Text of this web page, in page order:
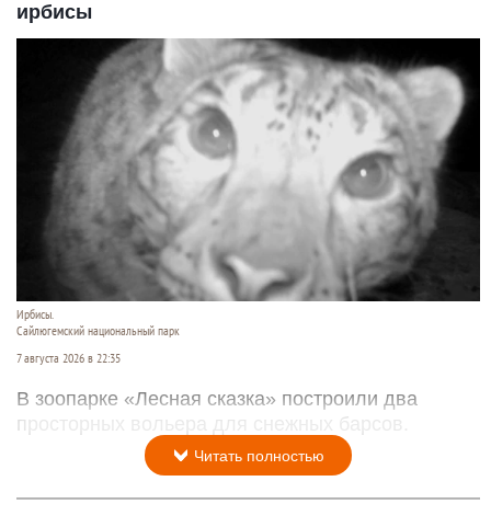
ирбисы
Ирбисы.
Сайлюгемский национальный парк
7 августа 2026 в 22:35
В зоопарке «Лесная сказка» построили два
просторных вольера для снежных барсов.
Читать полностью